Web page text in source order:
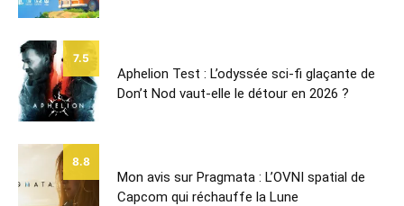
7.5
Aphelion Test : L’odyssée sci-fi glaçante de
Don’t Nod vaut-elle le détour en 2026 ?
8.8
Mon avis sur Pragmata : L’OVNI spatial de
Capcom qui réchauffe la Lune